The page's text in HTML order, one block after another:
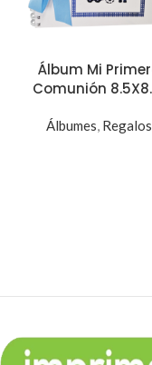
Álbum Mi
Comunión
Álbumes, Regalos